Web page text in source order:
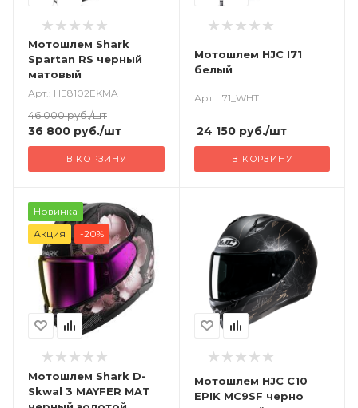
Мотошлем Shark
Spartan RS черный
матовый
Арт.: HE8102EKMA
46 000руб./шт
36 800 руб./шт
В КОРЗИНУ
Мотошлем HJC I71
белый
Арт.: I71_WHT
24 150руб./шт
В КОРЗИНУ
Новинка
Акция
-20%
Мотошлем Shark D-
Skwal 3 MAYFER MAT
Мотошлем HJC C10
EPIK MC9SF черно